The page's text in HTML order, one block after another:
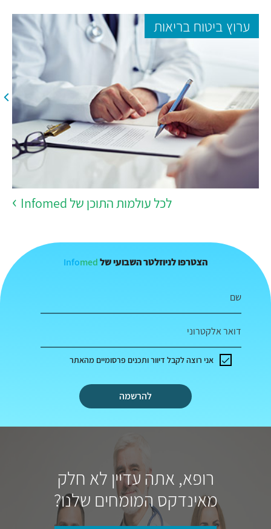
ערוץ ביטוח בריאות
לכל עולמות התוכן של Infomed
הצטרפו לניוזלטר השבועי של Infomed
שם
דואר אלקטרוני
להרשמה
אני רוצה לקבל דיוור ותכנים פרסומיים מהאתר
רופא, אתה עדיין לא חלק
מאינדקס המומחים שלנו?